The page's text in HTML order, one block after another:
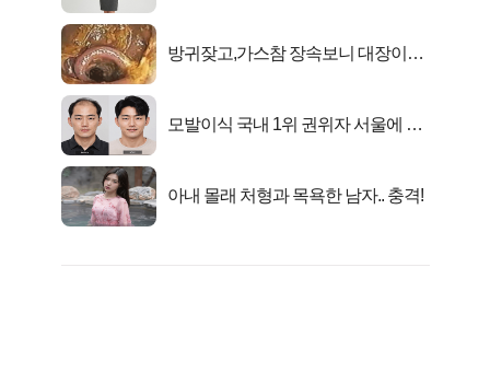
방귀잦고,가스참 장속보니 대장이아
모발이식 국내 1위 권위자 서울에 있
아내 몰래 처형과 목욕한 남자.. 충격!